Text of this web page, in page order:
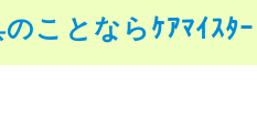
ことならｹｱﾏｲｽﾀｰ